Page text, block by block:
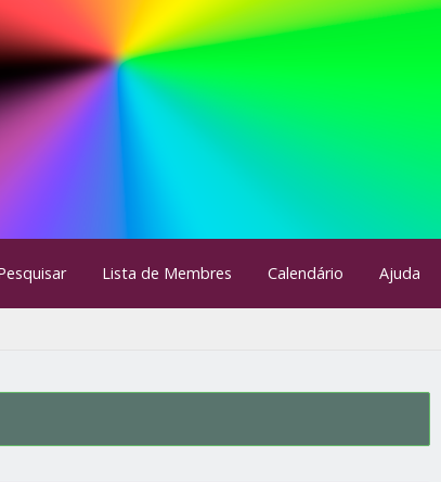
Lista de Membres Calendário Ajuda